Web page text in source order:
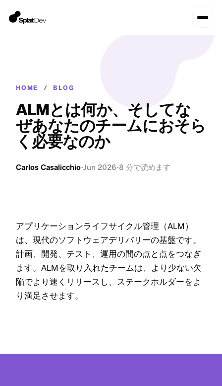
HOME / BLOG
ALMとは何か、そしてな
ぜあなたのチームにおそら
く必要なのか
Carlos Casalicchio·Jun 2026·8 分で読めます
アプリケーションライフサイクル管理（ALM）
は、現代のソフトウェアデリバリーの基盤です。
計画、開発、テスト、運用の間の点と点をつなぎ
ます。ALMを取り入れたチームは、より少ない欠
陥でより速くリリースし、ステークホルダーをよ
り満足させます。